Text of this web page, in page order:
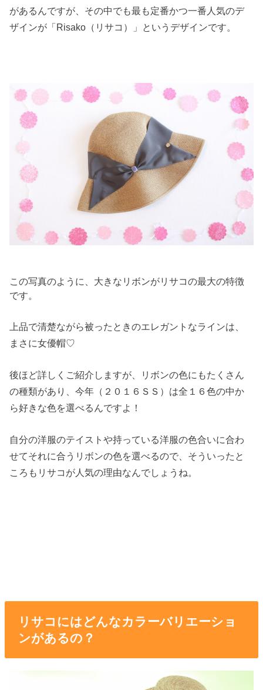
があるんですが、その中でも最も定番かつ一番人気のデ
ザインが「Risako（リサコ）」というデザインです。
この写真のように、大きなリボンがリサコの最大の特徴
です。
上品で清楚ながら被ったときのエレガントなラインは、
まさに女優帽♡
後ほど詳しくご紹介しますが、リボンの色にもたくさん
の種類があり、今年（２０１６ＳＳ）は全１６色の中か
ら好きな色を選べるんですよ！
自分の洋服のテイストや持っている洋服の色合いに合わ
せてそれに合うリボンの色を選べるので、そういったと
ころもリサコが人気の理由なんでしょうね。
リサコにはどんなカラーバリエーショ
ンがあるの？